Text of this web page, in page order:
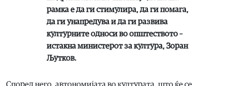
рамка е да ги стимулира, да ги помага,
да ги унапредува и да ги развива
културните односи во општеството –
истакна министерот за култура, Зоран
Љутков.
Според него, автономијата во културата, што ќе се